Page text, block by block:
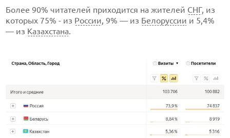
Более 90% читателей приходится на жителей СНГ, из
которых 75% - из России, 9% — из Белоруссии и 5,4%
— из Казахстана.